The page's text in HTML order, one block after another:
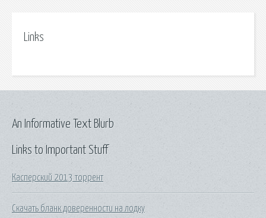
Links
Links to Important Stuff
Касперский 2013 торрент
Скачать бланк доверенности на лодку
An Informative Text Blurb